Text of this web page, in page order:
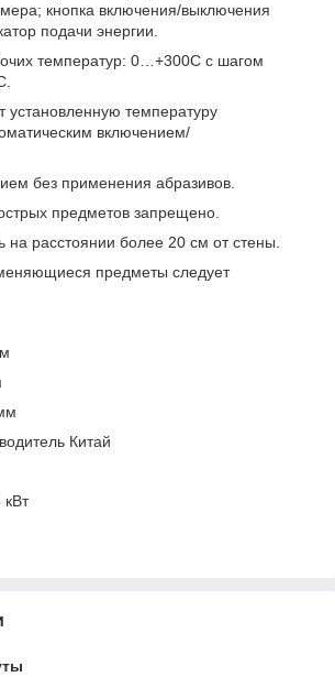
кнопка включения/выключения
подачи энергии.
температур: 0…+300С с шагом
установленную температуру
включением/
без применения абразивов.
предметов запрещено.
на расстоянии более 20 см от стены.
предметы следует
Китай